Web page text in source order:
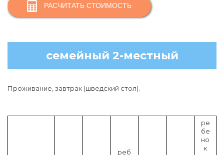
РАСЧИТАТЬ СТОИМОСТЬ
семейный 2-местный
Проживание, завтрак (шведский стол).
реб
ре
бе
но
к